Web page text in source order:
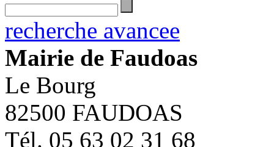
recherche avancee
Mairie de Faudoas
Le Bourg
82500 FAUDOAS
Tél. 05 63 02 31 68